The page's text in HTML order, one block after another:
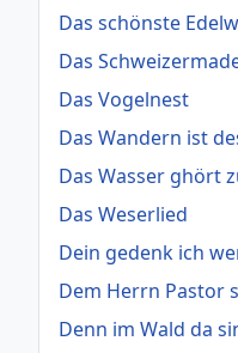
Das schönste
Das
Das Vogelnest
Das Wandern ist
Das Wasser ghört
Das Weserlied
Dein gedenk ich
Dem Herrn Pastor
Denn im Wald da